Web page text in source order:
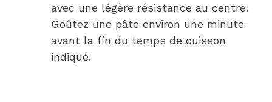
avec une légère résistance au centre.
Goûtez une pâte environ une minute
avant la fin du temps de cuisson
indiqué.